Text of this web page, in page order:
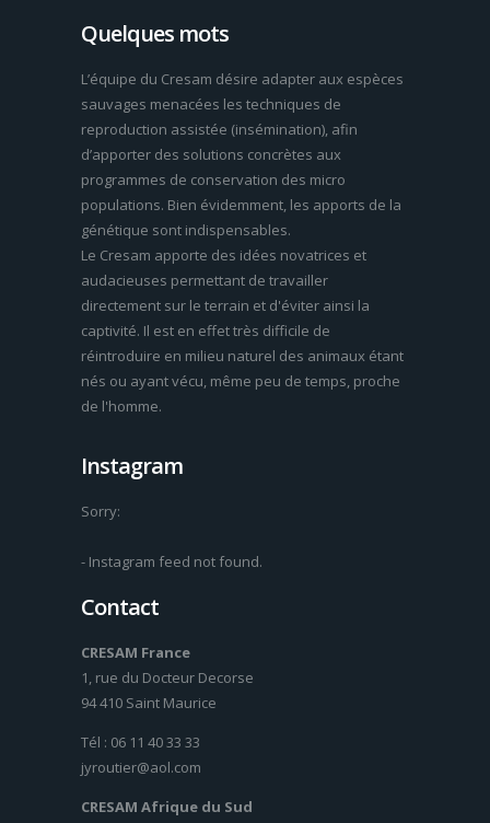
Quelques mots
L’équipe du Cresam désire adapter aux espèces
sauvages menacées les techniques de
reproduction assistée (insémination), afin
d’apporter des solutions concrètes aux
programmes de conservation des micro
populations. Bien évidemment, les apports de la
génétique sont indispensables.
Le Cresam apporte des idées novatrices et
audacieuses permettant de travailler
directement sur le terrain et d'éviter ainsi la
captivité. Il est en effet très difficile de
réintroduire en milieu naturel des animaux étant
nés ou ayant vécu, même peu de temps, proche
de l'homme.
Instagram
Sorry:
- Instagram feed not found.
Contact
CRESAM France
1, rue du Docteur Decorse
94 410 Saint Maurice
Tél : 06 11 40 33 33
jyroutier@aol.com
CRESAM Afrique du Sud